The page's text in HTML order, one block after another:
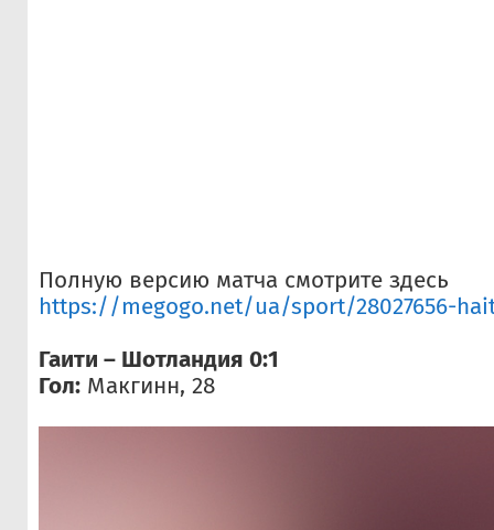
Полную версию матча смотрите здесь
https://megogo.net/ua/sport/28027656-
Гаити – Шотландия 0:1
Гол: Макгинн, 28